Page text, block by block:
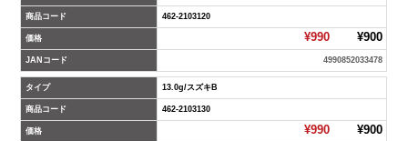
商品コード 462-2103120
価格 ¥990¥900
JANコード 4990852033478
タイプ 13.0g/スズキB
商品コード 462-2103130
価格 ¥990¥900